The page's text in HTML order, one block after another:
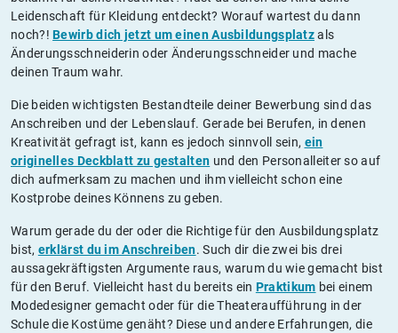
Leidenschaft für Kleidung entdeckt? Worauf wartest du dann
noch?!Bewirb dich jetzt um einen Ausbildungsplatzals
Änderungsschneiderin oder Änderungsschneider und mache
deinen Traum wahr.
Die beiden wichtigsten Bestandteile deiner Bewerbung sind das
Anschreiben und der Lebenslauf. Gerade bei Berufen, in denen
Kreativität gefragt ist, kann es jedoch sinnvoll sein, ein
originelles Deckblatt zu gestalten und den Personalleiter so auf
dich aufmerksam zu machen und ihm vielleicht schon eine
Kostprobe deines Könnens zu geben.
Warum gerade du der oder die Richtige für den Ausbildungsplatz
bist, erklärst du im Anschreiben. Such dir die zwei bis drei
aussagekräftigsten Argumente raus, warum du wie gemacht bist
für den Beruf. Vielleicht hast du bereits ein Praktikum bei einem
Modedesigner gemacht oder für die Theateraufführung in der
Schule die Kostüme genäht? Diese und andere Erfahrungen, die